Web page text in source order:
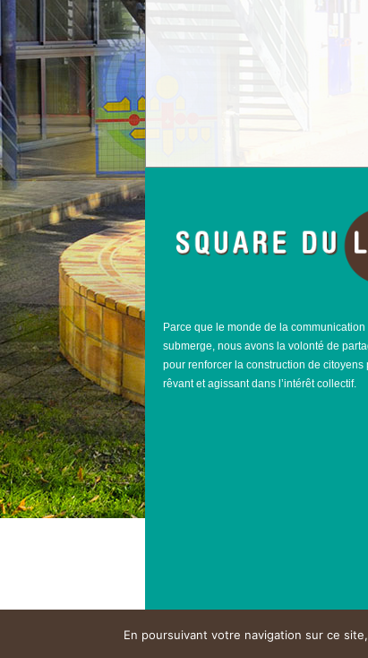
Parce que le monde de la communication
submerge, nous avons la volonté de
pour renforcer la construction de citoyens
rêvant et agissant dans l’intérêt collectif.
© MJC-MPT DU LAÜ
En poursuivant votre navigation sur ce